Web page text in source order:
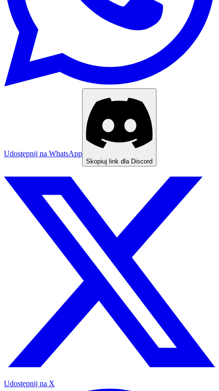
Udostępnij na WhatsApp
Skopiuj link dla Discord
Udostępnij na X